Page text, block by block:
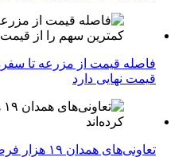
فاصله قیمت از مزرعه تا
قیمت نهایی دارد
تعاونی‌های همدان ۱۹ هزار فرصت شغلی ایجاد کرده‌اند